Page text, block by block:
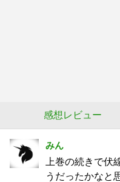
感想レビュー
みん
上巻の続きで伏
うだったかなと